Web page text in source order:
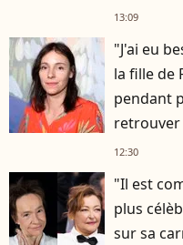
13:09
"J'ai eu
la fille de
pendant
retrouver
12:30
"Il est
plus
sur sa